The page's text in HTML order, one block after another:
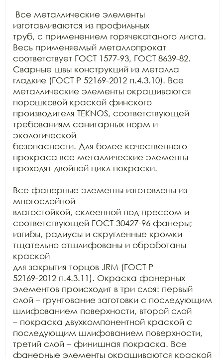
Все металлические элементы
изготавливаются из профильных
труб, с применением горячекатаного листа.
Весь применяемый металлопрокат
соответствует ГОСТ 1577-93, ГОСТ 8639-82.
Сварные швы конструкций из металла
гладкие (ГОСТ Р 52169-2012 п.4.3.10). Все
металлические элементы окрашиваются
порошковой краской финского
производителя TEKNOS, соответствующей
требованиям санитарных норм и
экологической
безопасности. Для более качественного
прокраса все металлические элементы
проходят двойной цикл покраски.
Все фанерные элементы изготовлены из
многослойной
влагостойкой, склеенной под прессом и
соответствующей ГОСТ 30427-96 фанеры;
изгибы, радиусы и скругленные кромки
тщательно отшлифованы и обработаны
краской
для закрытия торцов JRM (ГОСТ Р
52169-2012 п.4.3.11). Окраска фанерных
элементов происходит в три слоя: первый
слой – грунтование заготовки с последующим
шлифованием поверхности, второй слой
– покраска двухкомпонентной краской с
последующим шлифованием поверхности,
третий слой – финишная покраска. Все
фанерные элементы окрашиваются краской